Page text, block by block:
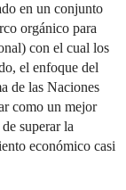
en un conjunto
orgánico para
con el cual los
el enfoque del
de las Naciones
como un mejor
superar la
económico casi